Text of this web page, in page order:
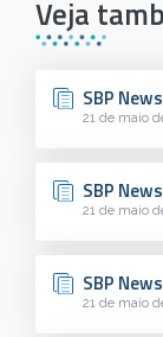
Veja
SBP
21 de maio
SBP
21 de maio
SBP
21 de maio